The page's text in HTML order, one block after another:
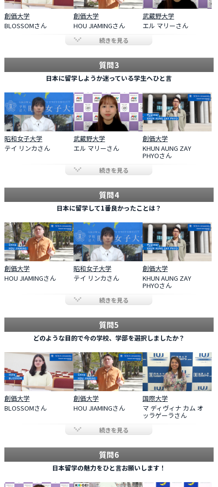
創価大学
BLOSSOMさん
創価大学
HOU JIAMINGさん
武蔵野大学
エル マリーさん
続きを見る
質問3
日本に留学しようか迷っている学生へひと言
昭和女子大学
テイ リンカさん
武蔵野大学
エル マリーさん
創価大学
KHUN AUNG ZAY
PHYOさん
続きを見る
質問4
日本に留学して1番良かったことは？
創価大学
HOU JIAMINGさん
昭和女子大学
テイ リンカさん
創価大学
KHUN AUNG ZAY
PHYOさん
続きを見る
質問5
どのような目的で今の学校、学部を選択しましたか？
創価大学
BLOSSOMさん
創価大学
HOU JIAMINGさん
国際大学
マ ディヴィナ カム オ
ッラゲーラさん
続きを見る
質問6
日本留学の魅力をひと言お願いします！